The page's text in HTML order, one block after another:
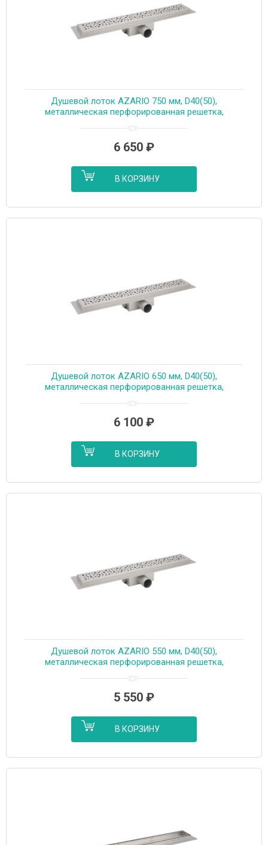
Душевой лоток AZARIO 750 мм, D40(50),
металлическая перфорированная решетка,
(AZT2PT20750)
6 650 ₽
В КОРЗИНУ
Душевой лоток AZARIO 650 мм, D40(50),
металлическая перфорированная решетка,
(AZT2PT20650)
6 100 ₽
В КОРЗИНУ
Душевой лоток AZARIO 550 мм, D40(50),
металлическая перфорированная решетка,
(AZT2PT20550)
5 550 ₽
В КОРЗИНУ